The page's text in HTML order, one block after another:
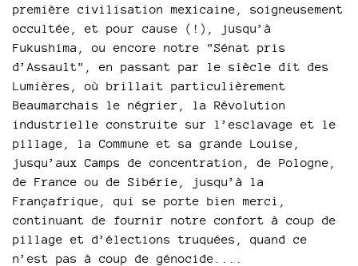
première civilisation mexicaine, soigneusement
occultée, et pour cause (!), jusqu’à
Fukushima, ou encore notre "Sénat pris
d’Assault", en passant par le siècle dit des
Lumières, où brillait particulièrement
Beaumarchais le négrier, la Révolution
industrielle construite sur l’esclavage et le
pillage, la Commune et sa grande Louise,
jusqu’aux Camps de concentration, de Pologne,
de France ou de Sibérie, jusqu’à la
Françafrique, qui se porte bien merci,
continuant de fournir notre confort à coup de
pillage et d’élections truquées, quand ce
n’est pas à coup de génocide....